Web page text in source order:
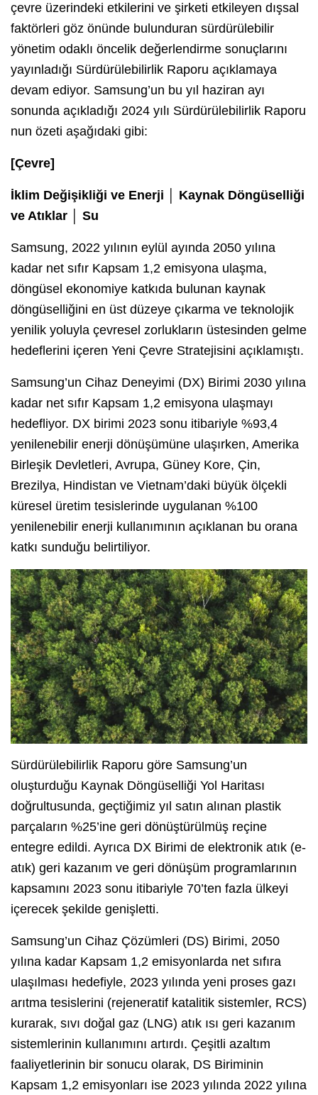
çevre üzerindeki etkilerini ve şirketi etkileyen dışsal
faktörleri göz önünde bulunduran sürdürülebilir
yönetim odaklı öncelik değerlendirme sonuçlarını
yayınladığı Sürdürülebilirlik Raporu açıklamaya
devam ediyor. Samsung’un bu yıl haziran ayı
sonunda açıkladığı 2024 yılı Sürdürülebilirlik Raporu
nun özeti aşağıdaki gibi:
[Çevre]
İklim Değişikliği ve Enerji │ Kaynak Döngüselliği
ve Atıklar │ Su
Samsung, 2022 yılının eylül ayında 2050 yılına
kadar net sıfır Kapsam 1,2 emisyona ulaşma,
döngüsel ekonomiye katkıda bulunan kaynak
döngüselliğini en üst düzeye çıkarma ve teknolojik
yenilik yoluyla çevresel zorlukların üstesinden gelme
hedeflerini içeren Yeni Çevre Stratejisini açıklamıştı.
Samsung’un Cihaz Deneyimi (DX) Birimi 2030 yılına
kadar net sıfır Kapsam 1,2 emisyona ulaşmayı
hedefliyor. DX birimi 2023 sonu itibariyle %93,4
yenilenebilir enerji dönüşümüne ulaşırken, Amerika
Birleşik Devletleri, Avrupa, Güney Kore, Çin,
Brezilya, Hindistan ve Vietnam’daki büyük ölçekli
küresel üretim tesislerinde uygulanan %100
yenilenebilir enerji kullanımının açıklanan bu orana
katkı sunduğu belirtiliyor.
Sürdürülebilirlik Raporu göre Samsung’un
oluşturduğu Kaynak Döngüselliği Yol Haritası
doğrultusunda, geçtiğimiz yıl satın alınan plastik
parçaların %25’ine geri dönüştürülmüş reçine
entegre edildi. Ayrıca DX Birimi de elektronik atık (e-
atık) geri kazanım ve geri dönüşüm programlarının
kapsamını 2023 sonu itibariyle 70’ten fazla ülkeyi
içerecek şekilde genişletti.
Samsung’un Cihaz Çözümleri (DS) Birimi, 2050
yılına kadar Kapsam 1,2 emisyonlarda net sıfıra
ulaşılması hedefiyle, 2023 yılında yeni proses gazı
arıtma tesislerini (rejeneratif katalitik sistemler, RCS)
kurarak, sıvı doğal gaz (LNG) atık ısı geri kazanım
sistemlerinin kullanımını artırdı. Çeşitli azaltım
faaliyetlerinin bir sonucu olarak, DS Biriminin
Kapsam 1,2 emisyonları ise 2023 yılında 2022 yılına